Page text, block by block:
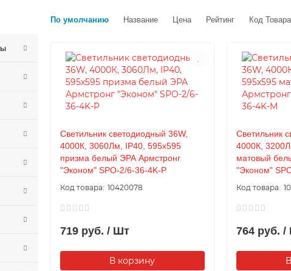
По умолчанию Название Цена Рейтинг Код Товара
Светильник светодиодный 36W,
4000К, 3060Лм, IP40, 595x595
призма белый ЭРА Армстронг
"Эконом" SPO-2/6-36-4K-P
10420078
719 руб. / Шт
В корзину
Светильник
4000К,
матовый
"Эконом"
764 руб.